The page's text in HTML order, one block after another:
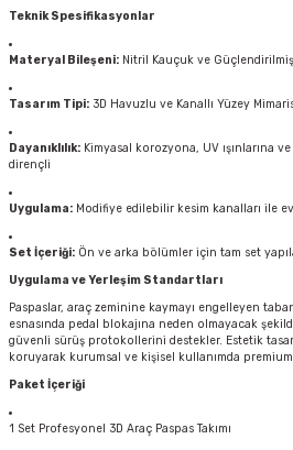
Teknik Spesifikasyonlar
Materyal Bileşeni: Nitril Kauçuk ve
Tasarım Tipi: 3D Havuzlu ve Kanallı Yüzey
Dayanıklılık: Kimyasal korozyona, UV ışınlarına
dirençli
Uygulama: Modifiye edilebilir kesim kanalları ile
Set İçeriği: Ön ve arka bölümler için tam set
Uygulama ve Yerleşim Standartları
Paspaslar, araç zeminine kaymayı engelleyen
esnasında pedal blokajına neden olmayacak
güvenli sürüş protokollerini destekler. Estetik
koruyarak kurumsal ve kişisel kullanımda
Paket İçeriği
1 Set Profesyonel 3D Araç Paspas Takımı